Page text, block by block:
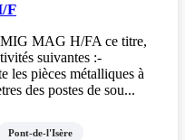
F
MAG H/FA ce titre,
suivantes :-
les pièces métalliques à
des postes de sou...
Pont-de-l'Isère